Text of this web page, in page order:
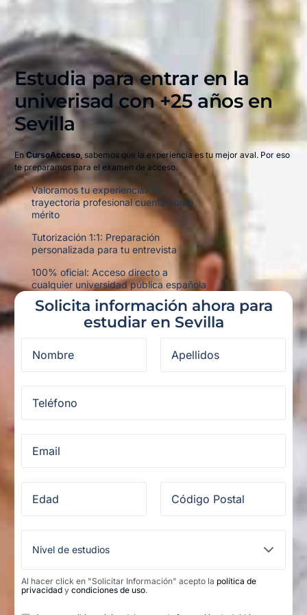
Estudia para entrar en la
univerisad con +25 años en
Sevilla​
EnCursoAcceso, sabemos que la experiencia es tu mejor aval. Por eso
te preparamos para el examen de acceso.
Valoramos tu experiencia: Tu
trayectoria profesional cuenta como
mérito
Tutorización 1:1: Preparación
personalizada para tu entrevista
100% oficial: Acceso directo a
cualquier universidad pública española
Solicita información ahora para
estudiar en Sevilla
Al hacer click en "Solicitar Información" acepto la política de
privacidad y condiciones de uso.
Legal